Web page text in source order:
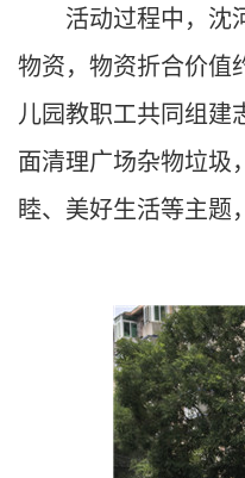
活动过程中，沈河
物资，物资折合价值
儿园教职工共同组建
面清理广场杂物垃圾
睦、美好生活等主题